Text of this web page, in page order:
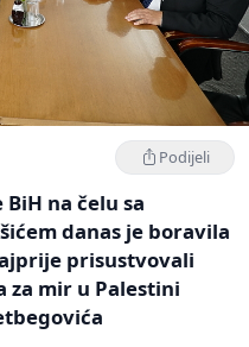
Podijeli
na čelu sa
danas je boravila
prisustvovali
mir u Palestini